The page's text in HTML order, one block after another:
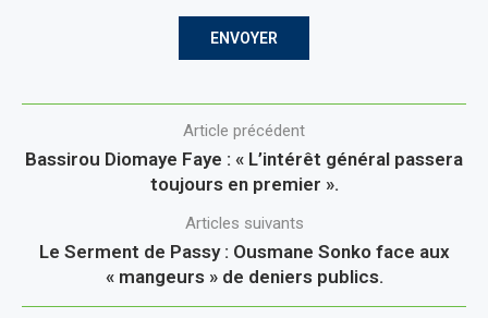
Article précédent
Bassirou Diomaye Faye : « L’intérêt général passera
toujours en premier ».
Articles suivants
Le Serment de Passy : Ousmane Sonko face aux
« mangeurs » de deniers publics.